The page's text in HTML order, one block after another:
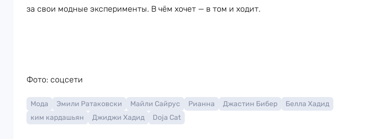
за свои модные эксперименты. В чём хочет — в том и ходит.
Фото: соцсети
Мода Эмили Ратаковски Майли Сайрус Рианна Джастин Бибер
Белла Хадид
ким кардашьян
Джиджи Хадид Doja Cat